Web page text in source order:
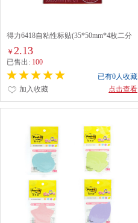
得力6418自粘性标贴(35*50mm*4枚二分
之一白色)(个)
￥ 2.13
已售出: 100
已有0人收藏
点击查看
加入收藏